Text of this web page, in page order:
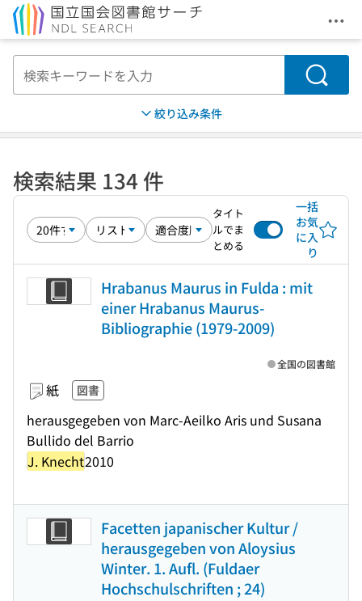
メ
検索
絞り込み条件
検索結果 134 件
タイト
ルでま
とめる
一括
お気
に入
り
Hrabanus Maurus in Fulda : mit
einer Hrabanus Maurus-
Bibliographie (1979-2009)
紙 図書
herausgegeben von Marc-Aeilko Aris und Susana
Bullido del Barrio
J. Knecht2010
全国の図書館
Facetten japanischer Kultur /
herausgegeben von Aloysius
Winter. 1. Aufl. (Fuldaer
Hochschulschriften ; 24)